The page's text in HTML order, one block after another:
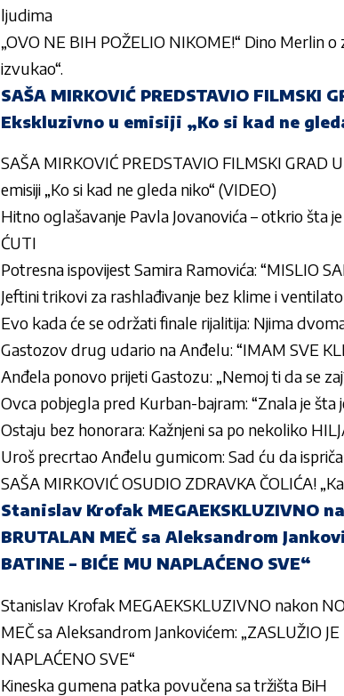
ljudima
„OVO NE BIH POŽELIO NIKOME!“ Dino Merlin
izvukao“.
SAŠA MIRKOVIĆ PREDSTAVIO FILMSKI
Ekskluzivno u emisiji „Ko si kad ne
SAŠA MIRKOVIĆ PREDSTAVIO FILMSKI GRAD
emisiji „Ko si kad ne gleda niko“ (VIDEO)
Hitno oglašavanje Pavla Jovanovića – otkrio šta
ĆUTI
Potresna ispovijest Samira Ramovića: “MISLIO
Jeftini trikovi za rashlađivanje bez klime i
Evo kada će se održati finale rijalitija: Njima
Gastozov drug udario na Anđelu: “IMAM SVE
Anđela ponovo prijeti Gastozu: „Nemoj ti da se
Ovca pobjegla pred Kurban-bajram: “Znala je šta
Ostaju bez honorara: Kažnjeni sa po nekoliko
Uroš precrtao Anđelu gumicom: Sad ću da
SAŠA MIRKOVIĆ OSUDIO ZDRAVKA ČOLIĆA!
Stanislav Krofak MEGAEKSKLUZIVNO
BRUTALAN MEČ sa Aleksandrom
BATINE – BIĆE MU NAPLAĆENO SVE“
Stanislav Krofak MEGAEKSKLUZIVNO nakon
MEČ sa Aleksandrom Jankovićem: „ZASLUŽIO
NAPLAĆENO SVE“
Kineska gumena patka povučena sa tržišta BiH